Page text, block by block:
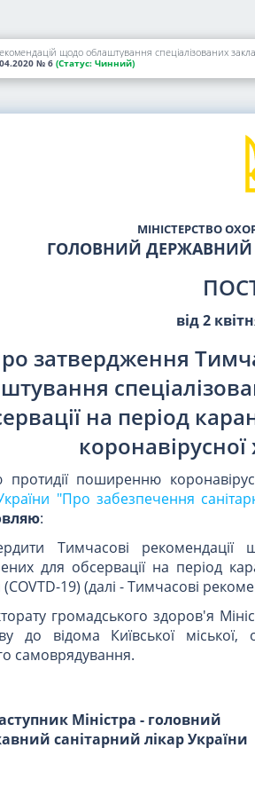
щодо облаштування спеціалізованих
№ 6 (Статус: Чинний)
МІНІСТЕРСТВО
ГОЛОВНИЙ ДЕРЖАВНИЙ
від 2
затвердження
на період
поширенню
"Про забезпечення
:
Тимчасові рекомендації
для обсервації на період
19) (далі - Тимчасові
громадського здоров'я
до відома Київської міської,
самоврядування.
Міністра - головний
санітарний лікар України